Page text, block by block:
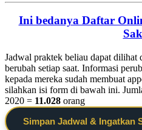
Ini bedanya Daftar
Jadwal praktek beliau dapat
berubah setiap saat. Informasi
kepada mereka sudah membuat
silahkan isi form di bawah ini.
2020 = 11.028 orang
Simpan Jadwal & Ingatkan